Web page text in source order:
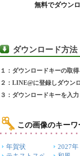
無料でダウン
ダウンロード方法
１：ダウンロードキーの取
２：LINE@に登録しダウン
３：ダウンロードキーを入
この画像のキーワ
年賀状 2027年